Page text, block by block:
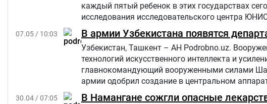
каждый пятый ребенок в этих государствах
исследования исследовательского центра
07.05 / 10:03 В армии Узбекистана появятся
Узбекистан, Ташкент – АН Podrobno.uz.
технологий искусственного интеллекта и
главнокомандующий вооруженными силами
армии одобрил создание в центральном
искусственного интеллекта и
30.04 / 07:05 В Намангане сожгли опасные